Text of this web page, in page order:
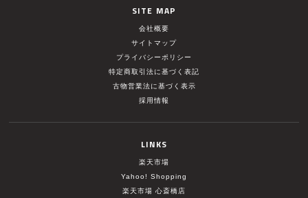
SITE MAP
会社概要
サイトマップ
プライバシーポリシー
特定商取引法に基づく表記
古物営業法に基づく表示
採用情報
LINKS
楽天市場
Yahoo! Shopping
楽天市場 心斎橋店